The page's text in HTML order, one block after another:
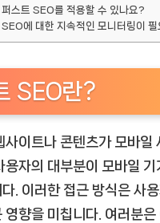
스트 SEO를 적용할 수 있나요?
에 대한 지속적인 모니터링이
SEO란?
이트나 콘텐츠가 모바
용자의 대부분이 모바일
. 이러한 접근 방식은 사
영향을 미칩니다. 여러분